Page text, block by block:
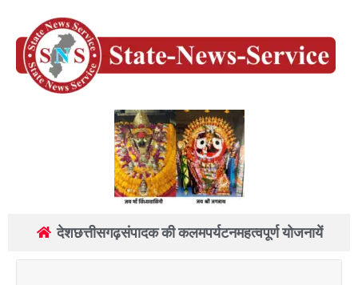
देशछत्तीसगढ़संपादक की कलमपर्यटनमहत्वपूर्ण योजनायें